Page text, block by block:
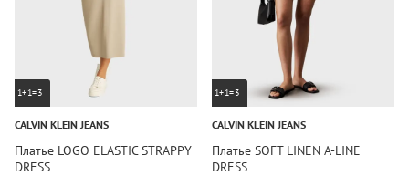
1+1=3
CALVIN KLEIN JEANS
Платье LOGO ELASTIC STRAPPY
DRESS
1+1=3
CALVIN KLEIN JEANS
Платье SOFT LINEN A-LINE
DRESS